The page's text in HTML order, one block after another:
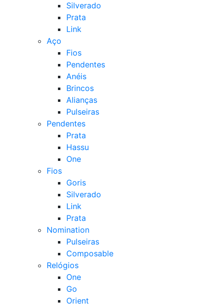
Silverado
Prata
Link
Aço
Fios
Pendentes
Anéis
Brincos
Alianças
Pulseiras
Pendentes
Prata
Hassu
One
Fios
Goris
Silverado
Link
Prata
Nomination
Pulseiras
Composable
Relógios
One
Go
Orient